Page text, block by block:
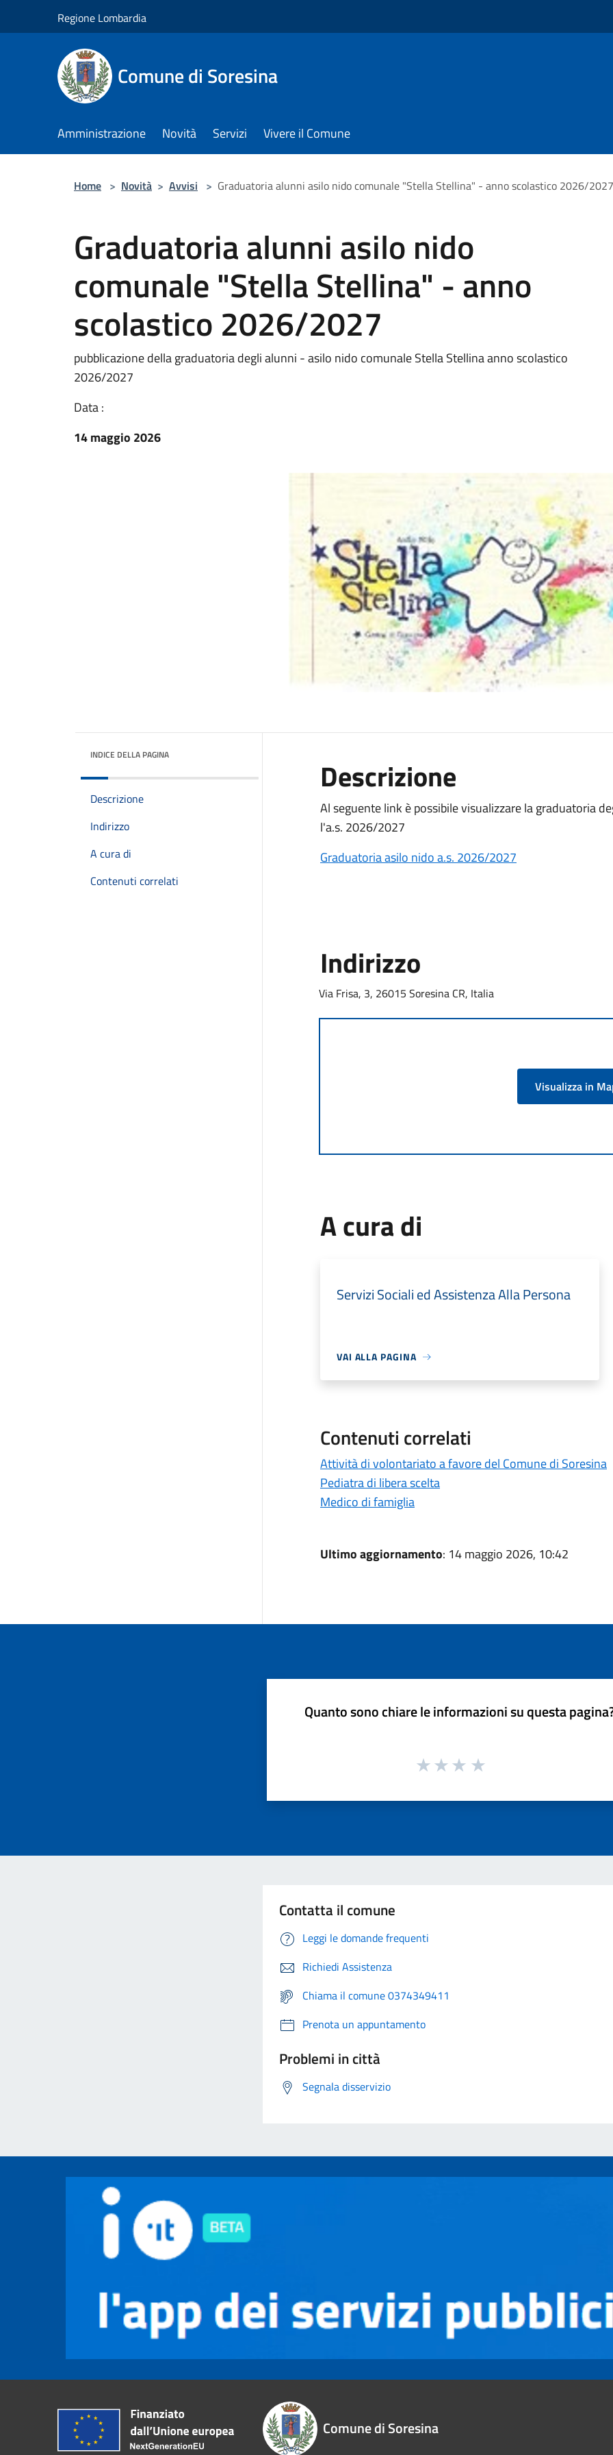
Regione Lombardia
Comune di Soresina
Amministrazione Novità Servizi Vivere il Comune
Home > Novità > Avvisi > Graduatoria alunni asilo nido comunale "Stella Stellina" - anno scolastico 2026/2027
Graduatoria alunni asilo nido
comunale "Stella Stellina" - anno
scolastico 2026/2027
pubblicazione della graduatoria degli alunni - asilo nido comunale Stella Stellina anno scolastico
2026/2027
Data :
14 maggio 2026
INDICE DELLA PAGINA
Descrizione
Indirizzo
A cura di
Contenuti correlati
Descrizione
Al seguente link è possibile visualizzare la graduatoria
l'a.s. 2026/2027
Graduatoria asilo nido a.s. 2026/2027
Indirizzo
Via Frisa, 3, 26015 Soresina CR, Italia
Visualizza in
A cura di
Servizi Sociali ed Assistenza Alla Persona
VAI ALLA PAGINA
Contenuti correlati
Attività di volontariato a favore del Comune di Soresina
Pediatra di libera scelta
Medico di famiglia
Ultimo aggiornamento: 14 maggio 2026, 10:42
Quanto sono chiare le informazioni su questa
Contatta il comune
Leggi le domande frequenti
Richiedi Assistenza
Chiama il comune 0374349411
Prenota un appuntamento
Problemi in città
Segnala disservizio
Comune di Soresina